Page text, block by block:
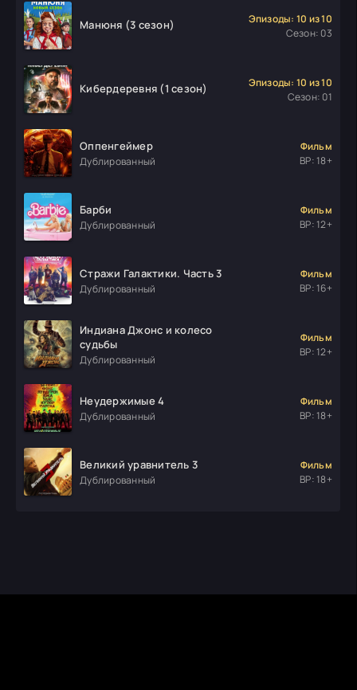
Манюня (3 сезон)
Эпизоды: 10 из 10
Сезон: 03
Кибердеревня (1 сезон)
Эпизоды: 10 из 10
Сезон: 01
Оппенгеймер
Дублированный
Фильм
ВР: 18+
Барби
Дублированный
Фильм
ВР: 12+
Стражи Галактики. Часть 3
Дублированный
Фильм
ВР: 16+
Индиана Джонс и колесо
судьбы
Дублированный
Фильм
ВР: 12+
Неудержимые 4
Дублированный
Фильм
ВР: 18+
Великий уравнитель 3
Дублированный
Фильм
ВР: 18+